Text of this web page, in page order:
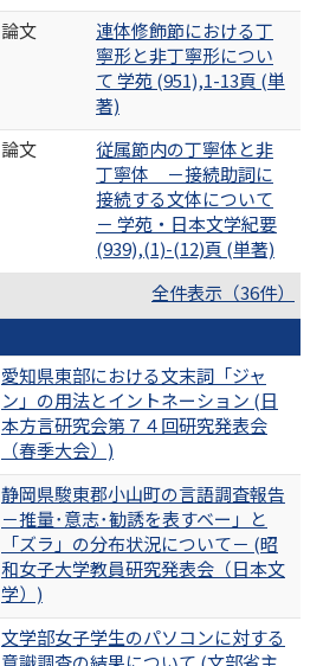
論文
連体修飾節における丁
寧形と非丁寧形につい
て 学苑 (951),1-13頁 (単
著)
論文
従属節内の丁寧体と非
丁寧体 －接続助詞に
接続する文体について
－ 学苑・日本文学紀要
(939),(1)-(12)頁 (単著)
全件表示（36件）
愛知県東部における文末詞「ジャ
ン」の用法とイントネーション (日
本方言研究会第７４回研究発表会
（春季大会）)
静岡県駿東郡小山町の言語調査報告
－推量･意志･勧誘を表すベー」と
「ズラ」の分布状況について－ (昭
和女子大学教員研究発表会（日本文
学）)
文学部女子学生のパソコンに対する